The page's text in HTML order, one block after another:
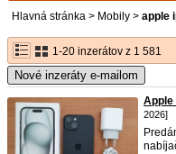
Hlavná stránka > Mobily > apple
1-20 inzerátov z 1 581
Nové inzeráty e-mailom
Apple
2026]